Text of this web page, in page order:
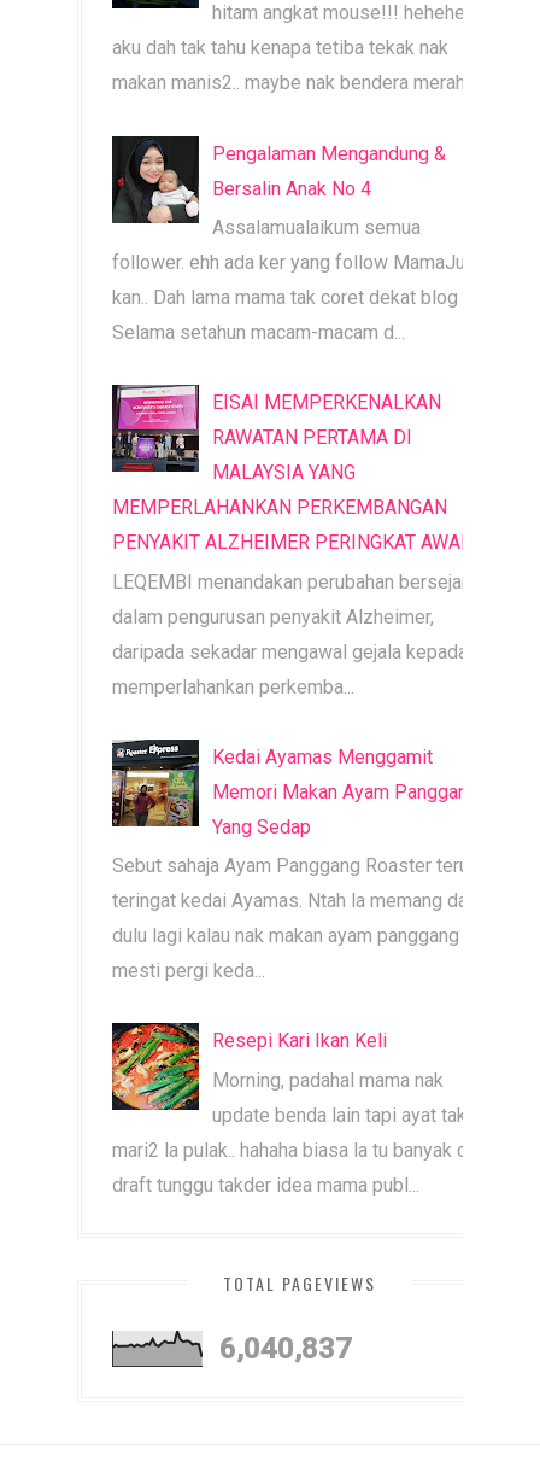
hitam angkat mouse!!! heheheh
aku dah tak tahu kenapa tetiba tekak nak
makan manis2.. maybe nak bendera merah b...
Pengalaman Mengandung &
Bersalin Anak No 4
Assalamualaikum semua
follower. ehh ada ker yang follow MamaJue ni
kan.. Dah lama mama tak coret dekat blog ni.
Selama setahun macam-macam d...
EISAI MEMPERKENALKAN
RAWATAN PERTAMA DI
MALAYSIA YANG
MEMPERLAHANKAN PERKEMBANGAN
PENYAKIT ALZHEIMER PERINGKAT AWAL
LEQEMBI menandakan perubahan bersejarah
dalam pengurusan penyakit Alzheimer,
daripada sekadar mengawal gejala kepada
memperlahankan perkemba...
Kedai Ayamas Menggamit
Memori Makan Ayam Panggang
Yang Sedap
Sebut sahaja Ayam Panggang Roaster terus
teringat kedai Ayamas. Ntah la memang dari
dulu lagi kalau nak makan ayam panggang
mesti pergi keda...
Resepi Kari Ikan Keli
Morning, padahal mama nak
update benda lain tapi ayat tak
mari2 la pulak.. hahaha biasa la tu banyak dah
draft tunggu takder idea mama publ...
TOTAL PAGEVIEWS
6,040,837